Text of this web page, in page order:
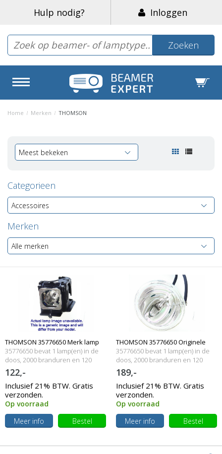
Hulp nodig? Inloggen
Zoeken
Home / Merken / THOMSON
Meest bekeken
Categorieen
Accessoires
Merken
Alle merken
THOMSON 35776650 Merk lamp
met behuizing
35776650 bevat 1 lamp(en) in de
doos, 2000 branduren en 120
Watt
122,-
Inclusief 21% BTW. Gratis
verzonden.
Op voorraad
Meer info
Bestel
THOMSON 35776650 Originele
lampmodule
35776650 bevat 1 lamp(en) in de
doos, 2000 branduren en 120
Watt
189,-
Inclusief 21% BTW. Gratis
verzonden.
Op voorraad
Meer info
Bestel